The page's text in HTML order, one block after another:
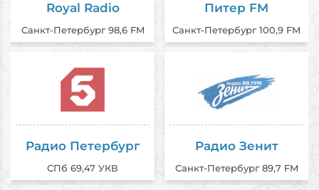
Royal Radio
Санкт-Петербург 98,6 FM
Питер FM
Санкт-Петербург 100,9 FM
Радио Петербург
СПб 69,47 УКВ
Радио Зенит
Санкт-Петербург 89,7 FM